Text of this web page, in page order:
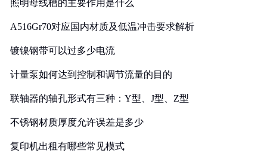
照明母线槽的主要作用是什么
A516Gr70对应国内材质及低温冲击要求解析
镀镍钢带可以过多少电流
计量泵如何达到控制和调节流量的目的
联轴器的轴孔形式有三种：Y型、J型、Z型
不锈钢材质厚度允许误差是多少
复印机出租有哪些常见模式